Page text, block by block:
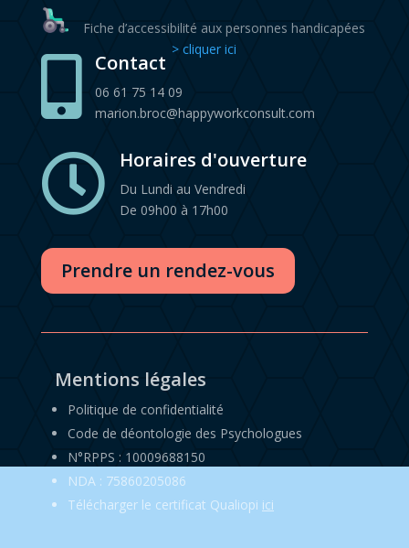
Fiche d’accessibilité aux personnes handicapées
> cliquer ici
 Contact
06 61 75 14 09
marion.broc@happyworkconsult.com
 Horaires d'ouverture
Du Lundi au Vendredi
De 09h00 à 17h00
Prendre un rendez-vous
Mentions légales
Politique de confidentialité
Code de déontologie des Psychologues
N°RPPS : 10009688150
NDA : 75860205086
Télécharger le certificat Qualiopi ici